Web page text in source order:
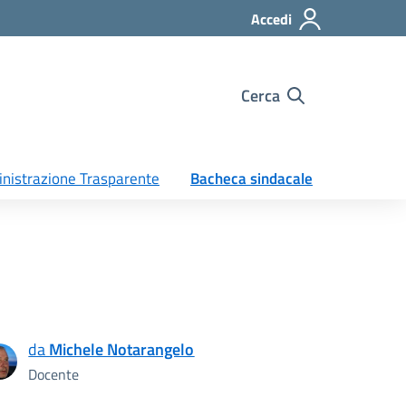
Accedi
Cerca
Trasparente Bacheca sindacale
daMichele Notarangelo
Docente